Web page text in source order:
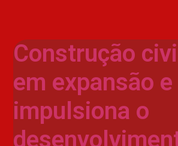
Construção
em expansão e
impulsiona o